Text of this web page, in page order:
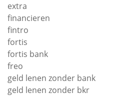
extra
financieren
fintro
fortis
fortis bank
freo
geld lenen zonder bank
geld lenen zonder bkr